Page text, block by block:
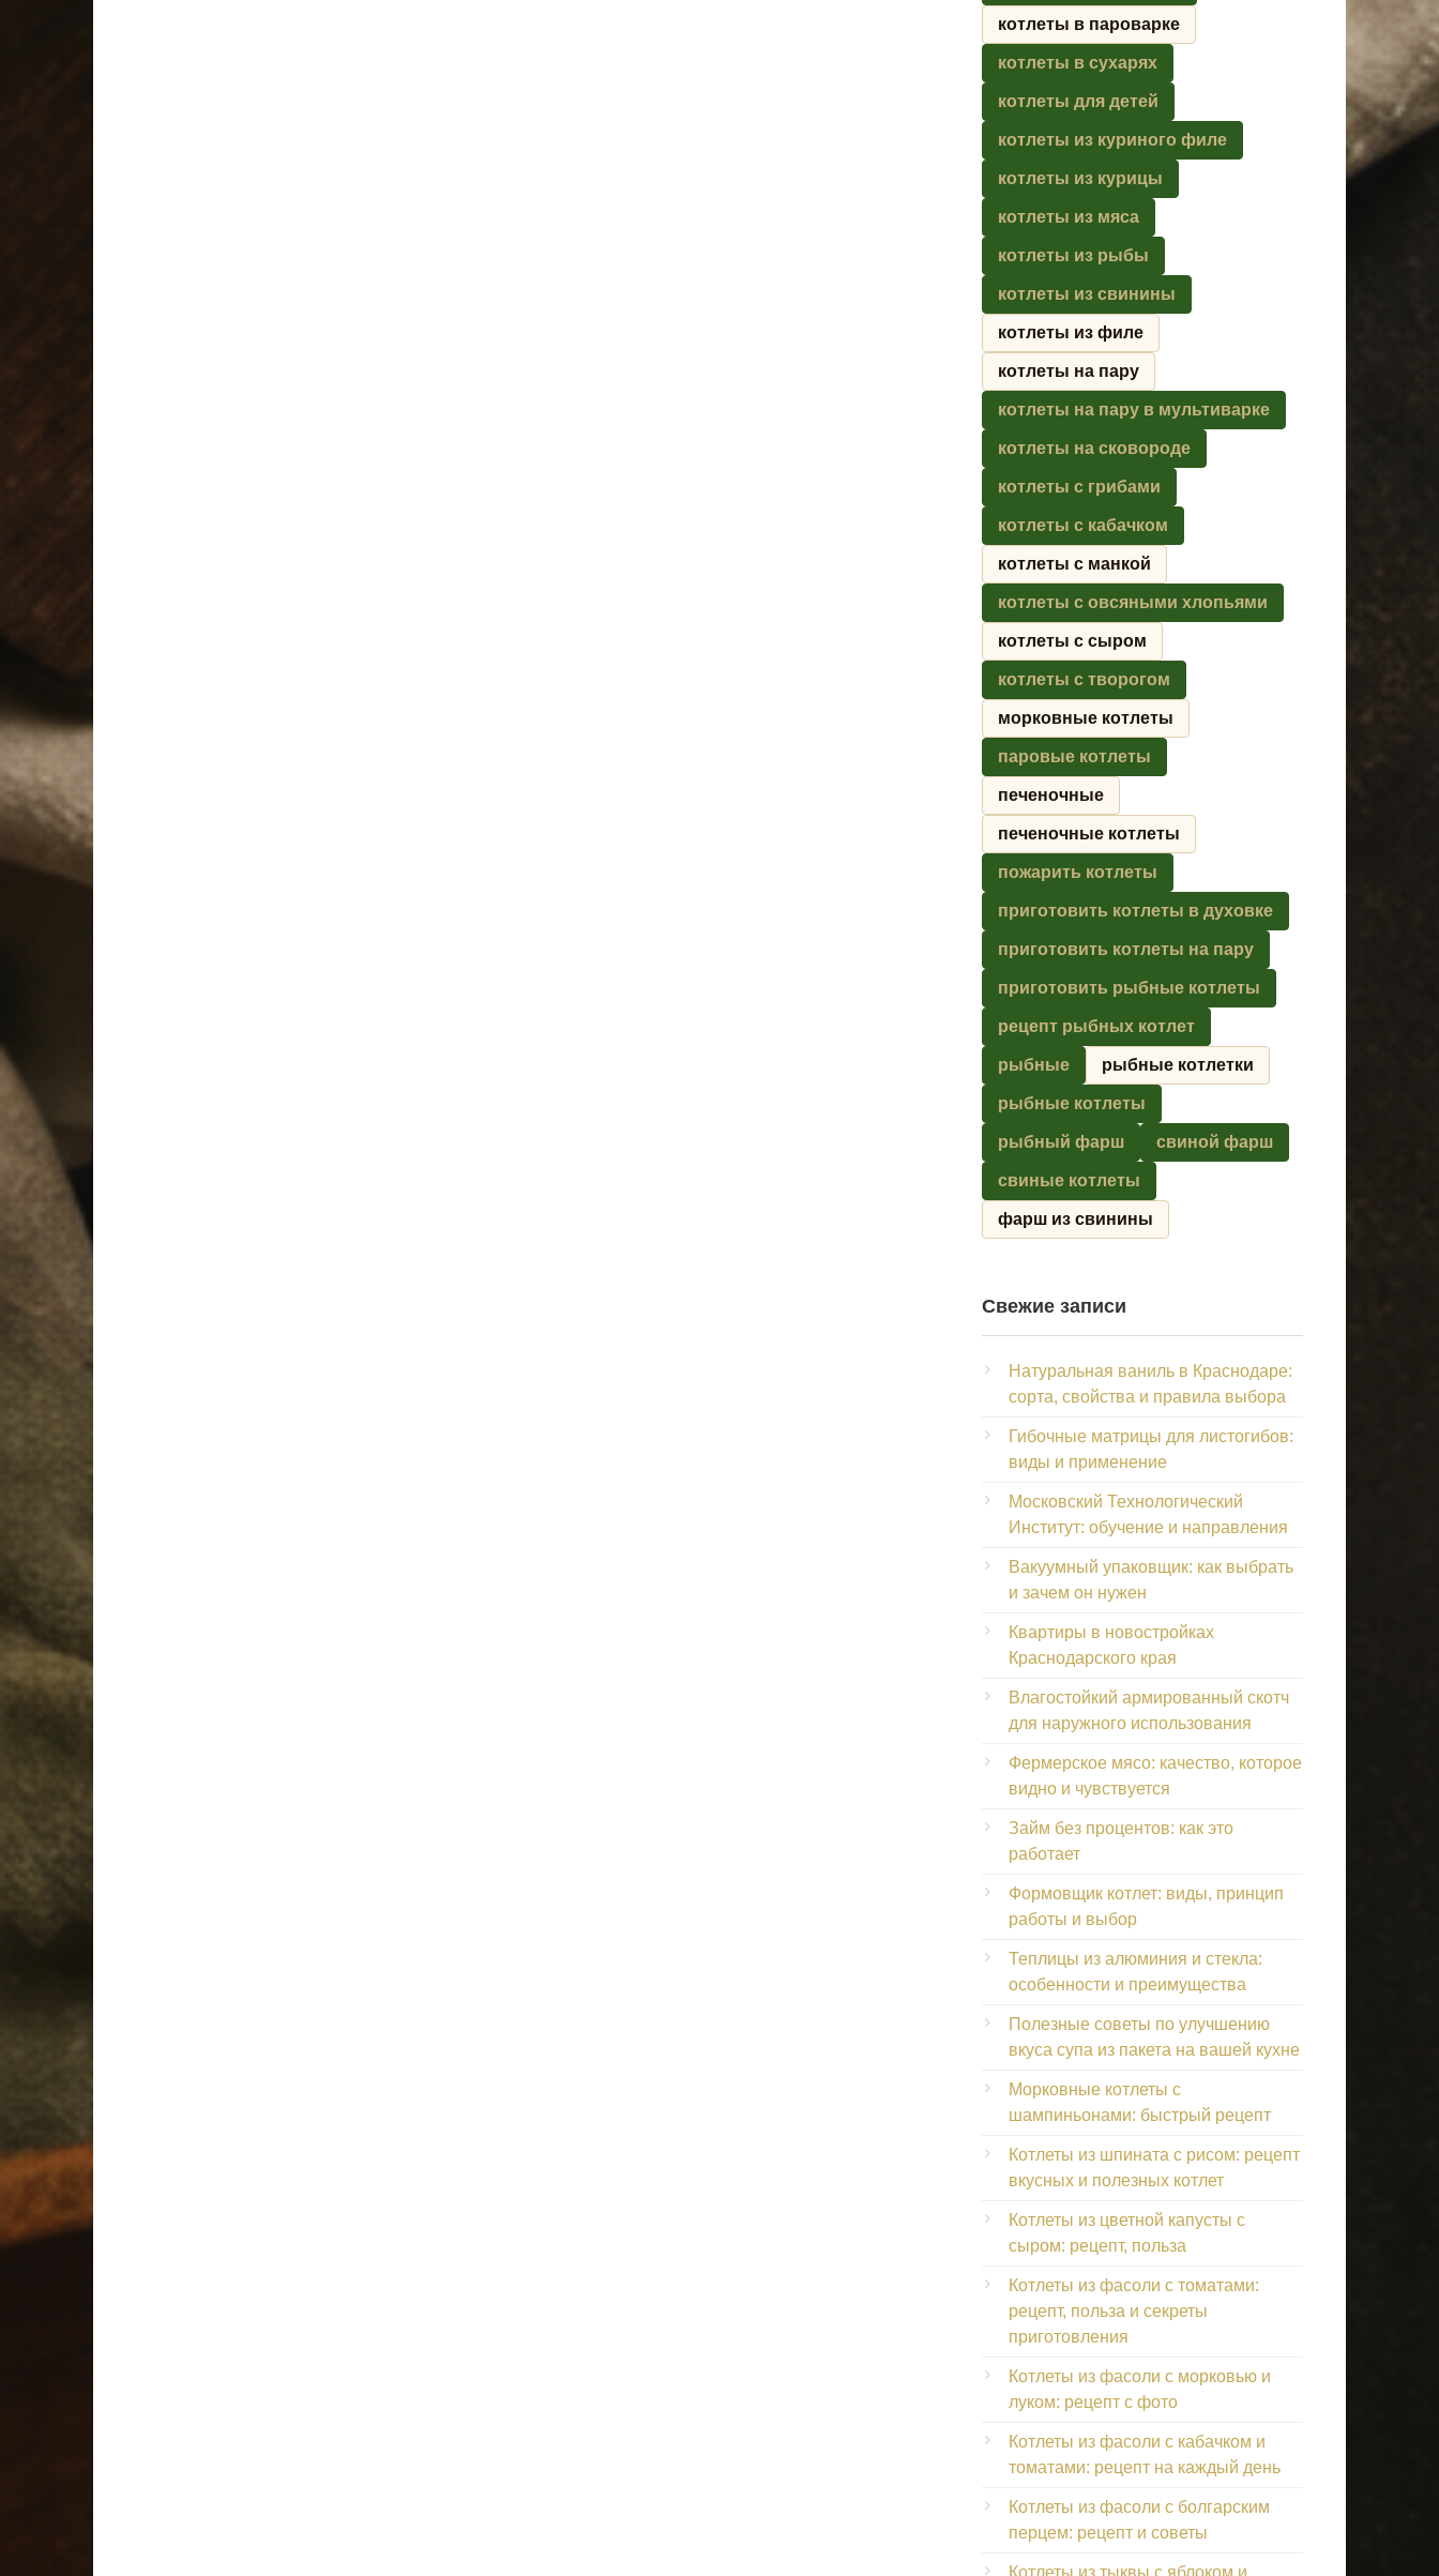
котлеты в пароварке
котлеты в сухарях
котлеты для детей
котлеты из куриного филе
котлеты из курицы
котлеты из мяса
котлеты из рыбы
котлеты из свинины
котлеты из филе
котлеты на пару
котлеты на пару в мультиварке
котлеты на сковороде
котлеты с грибами
котлеты с кабачком
котлеты с манкой
котлеты с овсяными хлопьями
котлеты с сыром
котлеты с творогом
морковные котлеты
паровые котлеты
печеночные
печеночные котлеты
пожарить котлеты
приготовить котлеты в духовке
приготовить котлеты на пару
приготовить рыбные котлеты
рецепт рыбных котлет
рыбные рыбные котлетки
рыбные котлеты
рыбный фарш свиной фарш
свиные котлеты
фарш из свинины
Свежие записи
Натуральная ваниль в Краснодаре:
сорта, свойства и правила выбора
Гибочные матрицы для листогибов:
виды и применение
Московский Технологический
Институт: обучение и направления
Вакуумный упаковщик: как выбрать
и зачем он нужен
Квартиры в новостройках
Краснодарского края
Влагостойкий армированный скотч
для наружного использования
Фермерское мясо: качество, которое
видно и чувствуется
Займ без процентов: как это
работает
Формовщик котлет: виды, принцип
работы и выбор
Теплицы из алюминия и стекла:
особенности и преимущества
Полезные советы по улучшению
вкуса супа из пакета на вашей кухне
Морковные котлеты с
шампиньонами: быстрый рецепт
Котлеты из шпината с рисом: рецепт
вкусных и полезных котлет
Котлеты из цветной капусты с
сыром: рецепт, польза
Котлеты из фасоли с томатами:
рецепт, польза и секреты
приготовления
Котлеты из фасоли с морковью и
луком: рецепт с фото
Котлеты из фасоли с кабачком и
томатами: рецепт на каждый день
Котлеты из фасоли с болгарским
перцем: рецепт и советы
Котлеты из тыквы с яблоком и